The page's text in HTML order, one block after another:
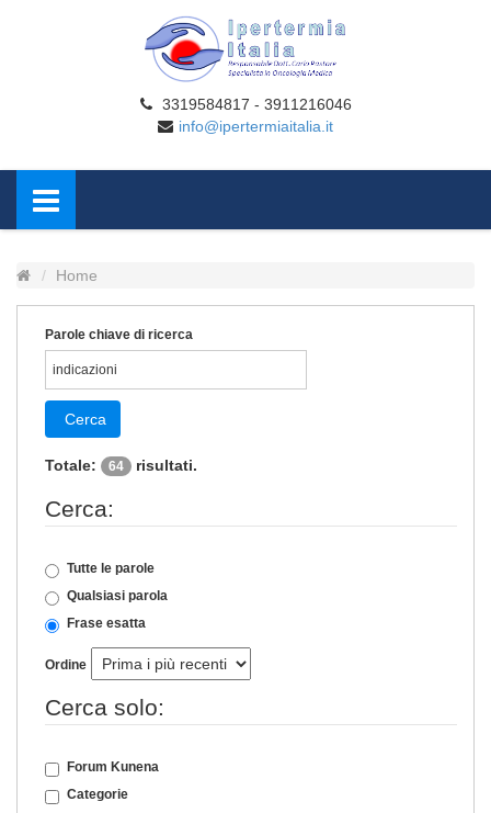
3319584817 - 3911216046
info@ipertermiaitalia.it
Home
Parole chiave di ricerca
Cerca
Totale: 64 risultati.
Cerca:
Tutte le parole
Qualsiasi parola
Frase esatta
Ordine
Cerca solo:
Forum Kunena
Categorie